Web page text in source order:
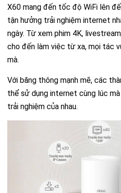
X60 mang đến tốc độ WiFi lên
tận hưởng trải nghiệm internet
ngày. Từ xem phim 4K,
cho đến làm việc từ xa, mọi tác
mà.
Với băng thông mạnh mẽ, các
thể sử dụng internet cùng lúc
trải nghiệm của nhau.